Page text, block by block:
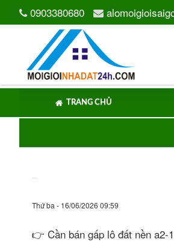
0903380680
TRANG CHỦ
Thứ ba - 16/06/2026 09:59
👉 Cần bán gấp lô đất nền a2-